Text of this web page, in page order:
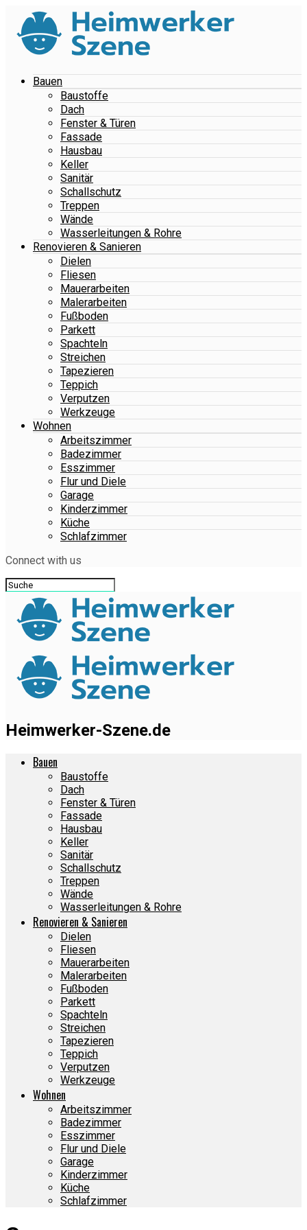
Bauen
Baustoffe
Dach
Fenster & Türen
Fassade
Hausbau
Keller
Sanitär
Schallschutz
Treppen
Wände
Wasserleitungen & Rohre
Renovieren & Sanieren
Dielen
Fliesen
Mauerarbeiten
Malerarbeiten
Fußboden
Parkett
Spachteln
Streichen
Tapezieren
Teppich
Verputzen
Werkzeuge
Wohnen
Arbeitszimmer
Badezimmer
Esszimmer
Flur und Diele
Garage
Kinderzimmer
Küche
Schlafzimmer
Connect with us
Heimwerker-Szene.de
Bauen
Baustoffe
Dach
Fenster & Türen
Fassade
Hausbau
Keller
Sanitär
Schallschutz
Treppen
Wände
Wasserleitungen & Rohre
Renovieren & Sanieren
Dielen
Fliesen
Mauerarbeiten
Malerarbeiten
Fußboden
Parkett
Spachteln
Streichen
Tapezieren
Teppich
Verputzen
Werkzeuge
Wohnen
Arbeitszimmer
Badezimmer
Esszimmer
Flur und Diele
Garage
Kinderzimmer
Küche
Schlafzimmer